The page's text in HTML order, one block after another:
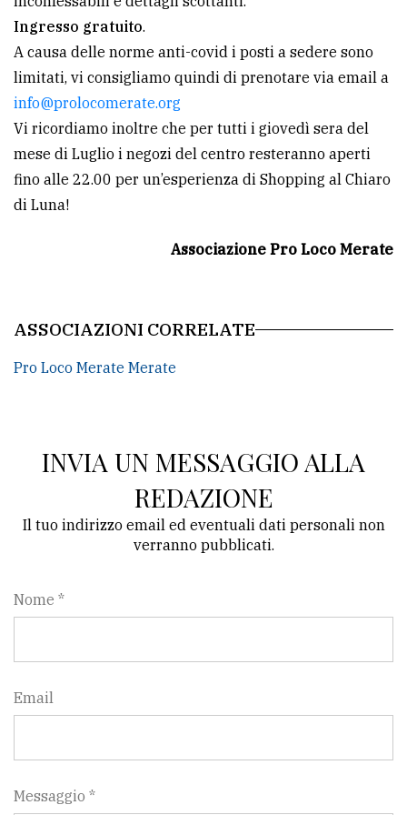
policy
Ingresso gratuito.
A causa delle norme anti-covid i posti a sedere sono
limitati, vi consigliamo quindi di prenotare via email a
info@prolocomerate.org
Vi ricordiamo inoltre che per tutti i giovedì sera del
mese di Luglio i negozi del centro resteranno aperti
fino alle 22.00 per un’esperienza di Shopping al Chiaro
di Luna!
Associazione Pro Loco Merate
ASSOCIAZIONI CORRELATE
Pro Loco Merate Merate
INVIA UN MESSAGGIO ALLA
REDAZIONE
Il tuo indirizzo email ed eventuali dati personali non
verranno pubblicati.
Nome *
Email
Messaggio *